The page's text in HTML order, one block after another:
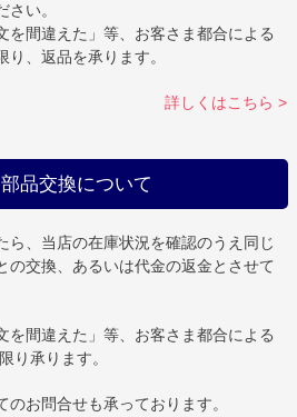
い。
を間違えた」等、お客さま都合による
、返品を承ります。
詳しくはこちら >
品交換について
ら、当店の在庫状況を確認のうえ同じ
の交換、あるいは代金の返金とさせて
を間違えた」等、お客さま都合による
り承ります。
お問合せも承っております。